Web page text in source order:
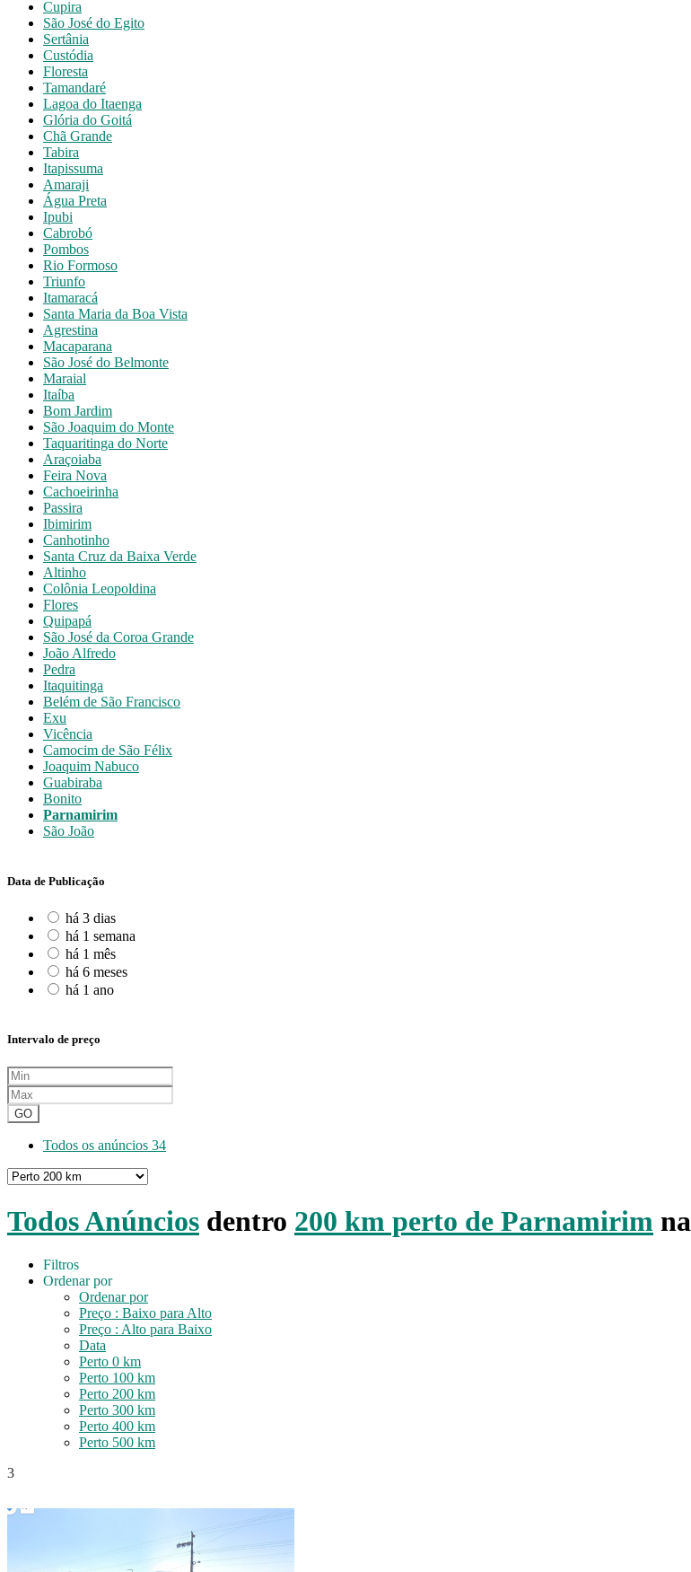
Cupira
São José do Egito
Sertânia
Custódia
Floresta
Tamandaré
Lagoa do Itaenga
Glória do Goitá
Chã Grande
Tabira
Itapissuma
Amaraji
Água Preta
Ipubi
Cabrobó
Pombos
Rio Formoso
Triunfo
Itamaracá
Santa Maria da Boa Vista
Agrestina
Macaparana
São José do Belmonte
Maraial
Itaíba
Bom Jardim
São Joaquim do Monte
Taquaritinga do Norte
Araçoiaba
Feira Nova
Cachoeirinha
Passira
Ibimirim
Canhotinho
Santa Cruz da Baixa Verde
Altinho
Colônia Leopoldina
Flores
Quipapá
São José da Coroa Grande
João Alfredo
Pedra
Itaquitinga
Belém de São Francisco
Exu
Vicência
Camocim de São Félix
Joaquim Nabuco
Guabiraba
Bonito
Parnamirim
São João
Data de Publicação
há 3 dias
há 1 semana
há 1 mês
há 6 meses
há 1 ano
Intervalo de preço
GO
Todos os anúncios 34
Todos Anúncios dentro 200 km perto de Parnamirim na
Filtros
Ordenar por
Ordenar por
Preço : Baixo para Alto
Preço : Alto para Baixo
Data
Perto 0 km
Perto 100 km
Perto 200 km
Perto 300 km
Perto 400 km
Perto 500 km
3